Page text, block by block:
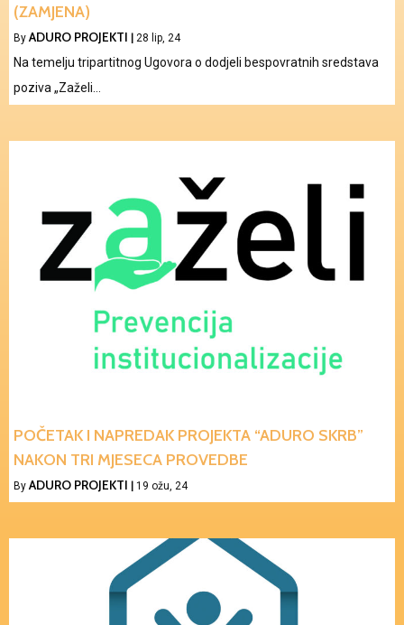
(ZAMJENA)
By ADURO PROJEKTI | 28 lip, 24
Na temelju tripartitnog Ugovora o dodjeli bespovratnih sredstava
poziva „Zaželi…
POČETAK I NAPREDAK PROJEKTA “ADURO SKRB”
NAKON TRI MJESECA PROVEDBE
By ADURO PROJEKTI 19 ožu, 24